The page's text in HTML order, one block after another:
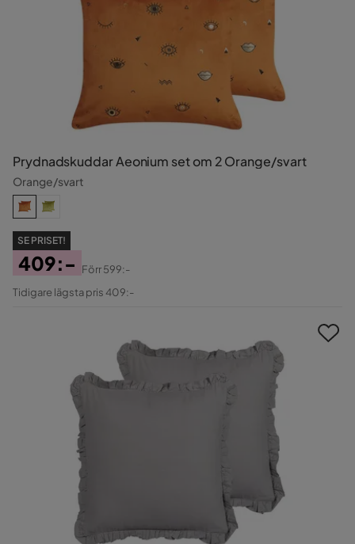
Prydnadskuddar Aeonium set om 2 Orange/svart
Orange/svart
SE PRISET!
Pris
409:-
Original
Förr599:-
Tidigare lägsta pris 409:-